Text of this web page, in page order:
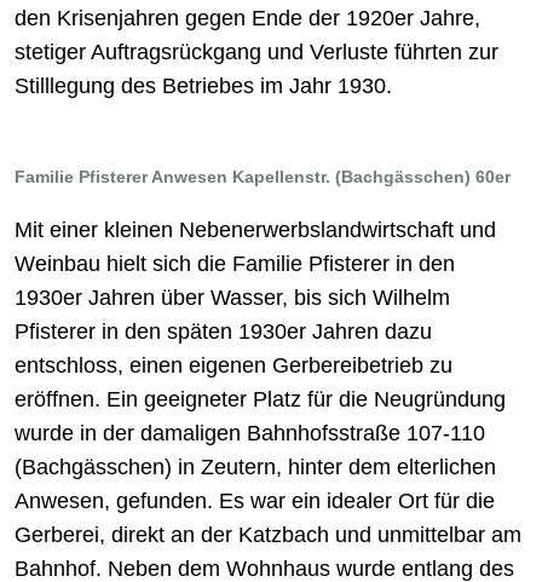
den Krisenjahren gegen Ende der 1920er Jahre,
stetiger Auftragsrückgang und Verluste führten zur
Stilllegung des Betriebes im Jahr 1930.
Familie Pfisterer Anwesen Kapellenstr. (Bachgässchen) 60er
Mit einer kleinen Nebenerwerbslandwirtschaft und
Weinbau hielt sich die Familie Pfisterer in den
1930er Jahren über Wasser, bis sich Wilhelm
Pfisterer in den späten 1930er Jahren dazu
entschloss, einen eigenen Gerbereibetrieb zu
eröffnen. Ein geeigneter Platz für die Neugründung
wurde in der damaligen Bahnhofsstraße 107-110
(Bachgässchen) in Zeutern, hinter dem elterlichen
Anwesen, gefunden. Es war ein idealer Ort für die
Gerberei, direkt an der Katzbach und unmittelbar am
Bahnhof. Neben dem Wohnhaus wurde entlang des